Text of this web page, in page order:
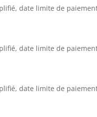
date limite de
date limite de
date limite de